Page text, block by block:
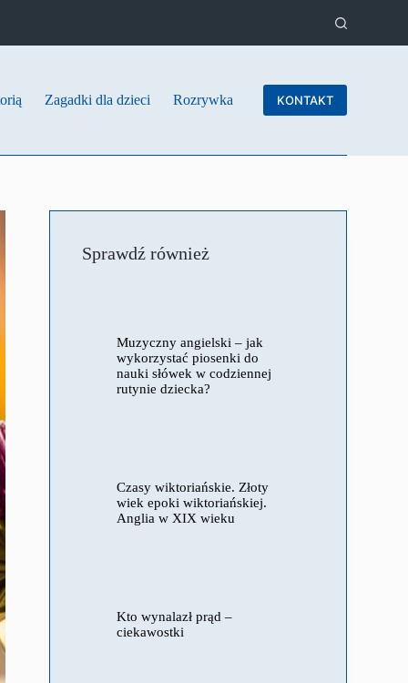
Zagadki dla dzieci Rozrywka KONTAKT
Sprawdź również
Muzyczny angielski – jak
wykorzystać piosenki do
nauki słówek w codziennej
rutynie dziecka?
Czasy wiktoriańskie. Złoty
wiek epoki wiktoriańskiej.
Anglia w XIX wieku
Kto wynalazł prąd –
ciekawostki